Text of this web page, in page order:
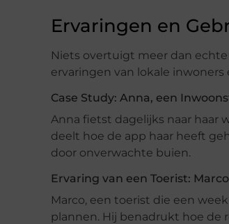
Ervaringen en
Niets overtuigt meer dan
ervaringen van lokale inwoners
Case Study: Anna, een
Anna fietst dagelijks naar haar
deelt hoe de app haar heeft
door onverwachte buien.
Ervaring van een Toerist:
Marco, een toerist die een
plannen. Hij benadrukt hoe